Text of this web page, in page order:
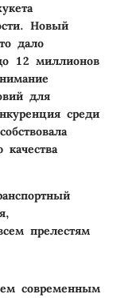
Новый
дало
12 миллионов
для
среди
прелестям
современным